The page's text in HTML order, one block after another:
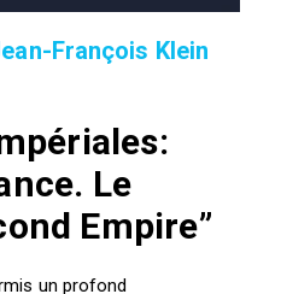
François Klein
Le
Empire”
un profond